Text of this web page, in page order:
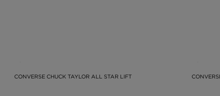
CONVERSE CHUCK TAYLOR ALL STAR LIFT